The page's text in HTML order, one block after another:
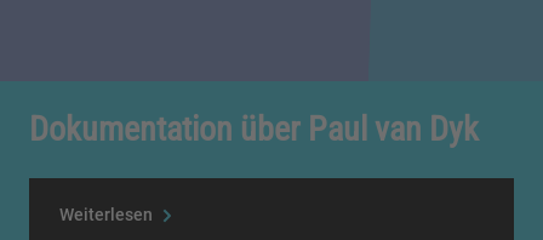
Dokumentation über Paul van Dyk
Weiterlesen